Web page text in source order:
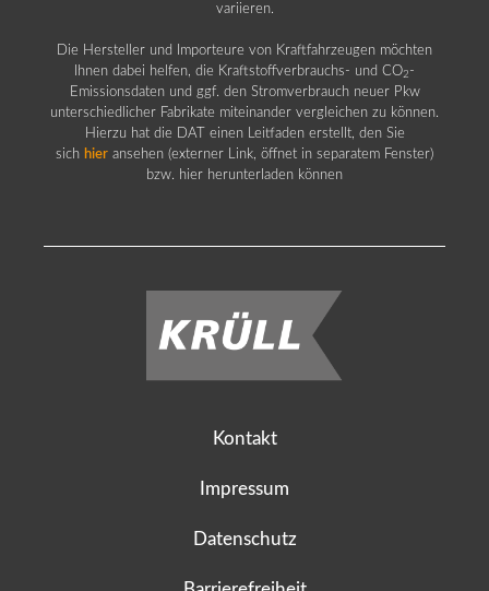
variieren.
Die Hersteller und Importeure von Kraftfahrzeugen möchten
Ihnen dabei helfen, die Kraftstoffverbrauchs- und CO2 -
Emissionsdaten und ggf. den Stromverbrauch neuer Pkw
unterschiedlicher Fabrikate miteinander vergleichen zu können.
Hierzu hat die DAT einen Leitfaden erstellt, den Sie
sich hier ansehen (externer Link, öffnet in separatem Fenster)
bzw. hier herunterladen können
Kontakt
Impressum
Datenschutz